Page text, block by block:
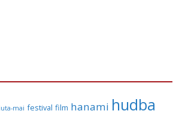
mai festival film hanami hudba